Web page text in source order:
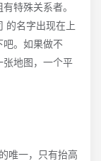
特殊关系者。
的名字出现在上
吧。如果做不
张地图，一个平
唯一，只有抬高